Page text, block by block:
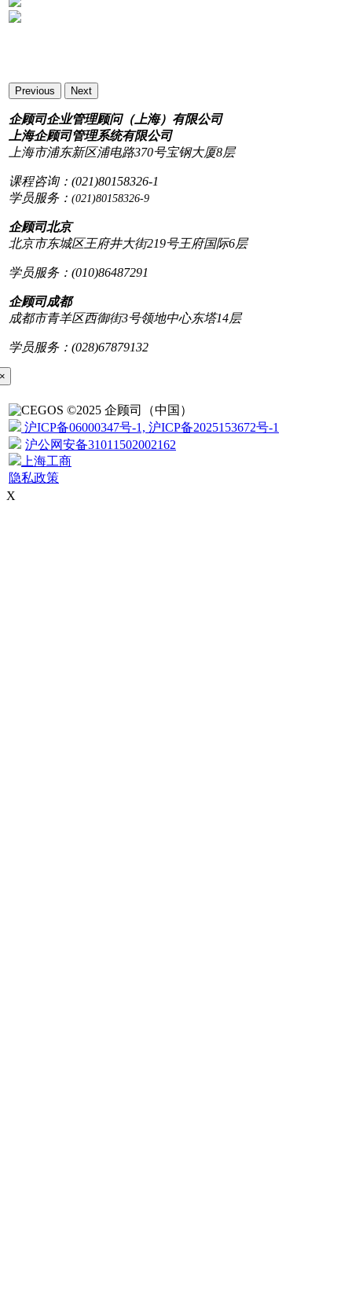
Previous Next
企顾司企业管理顾问（上海）有限公司
上海企顾司管理系统有限公司
上海市浦东新区浦电路370号宝钢大厦8层
课程咨询：(021)80158326-1
学员服务： (021)80158326-9
企顾司北京
北京市东城区王府井大街219号王府国际6层
学员服务：(010)86487291
企顾司成都
成都市青羊区西御街3号领地中心东塔14层
学员服务：(028)67879132
©2025 企顾司（中国）
沪ICP备06000347号-1, 沪ICP备2025153672号-1
沪公网安备31011502002162
上海工商
隐私政策
X